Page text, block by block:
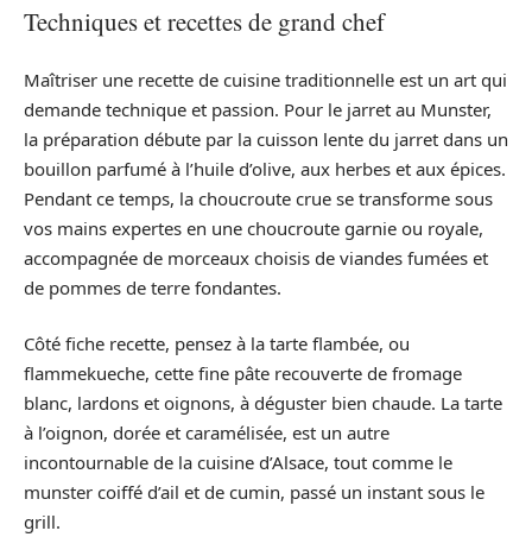
Techniques et recettes de grand chef
Maîtriser une recette de cuisine traditionnelle est un art qui
demande technique et passion. Pour le jarret au Munster,
la préparation débute par la cuisson lente du jarret dans un
bouillon parfumé à l’huile d’olive, aux herbes et aux épices.
Pendant ce temps, la choucroute crue se transforme sous
vos mains expertes en une choucroute garnie ou royale,
accompagnée de morceaux choisis de viandes fumées et
de pommes de terre fondantes.
Côté fiche recette, pensez à la tarte flambée, ou
flammekueche, cette fine pâte recouverte de fromage
blanc, lardons et oignons, à déguster bien chaude. La tarte
à l’oignon, dorée et caramélisée, est un autre
incontournable de la cuisine d’Alsace, tout comme le
munster coiffé d’ail et de cumin, passé un instant sous le
grill.